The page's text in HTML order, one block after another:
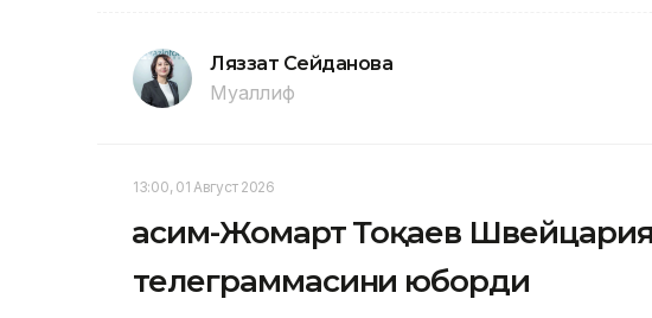
Ляззат Сейданова
Муаллиф
13:00, 01 Август 2026
Қасим-Жомарт Тоқаев
телеграммасини юборди